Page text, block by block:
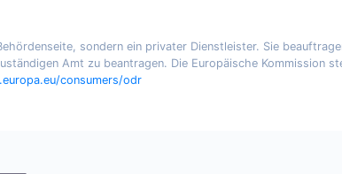
sondern ein privater Dienstleister. Sie
Amt zu beantragen. Die Europäische Kommission
consumers/odr